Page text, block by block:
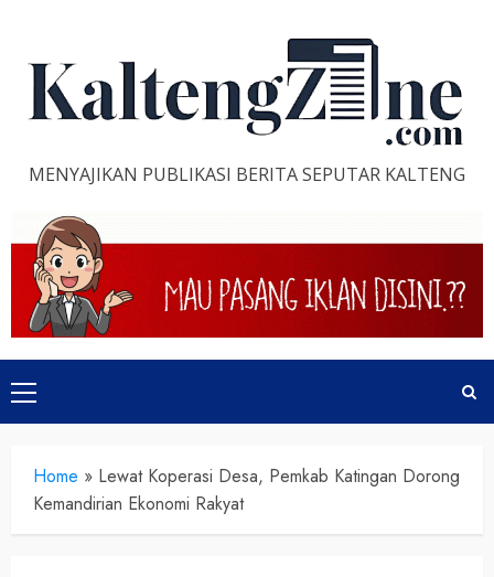
content
MENYAJIKAN PUBLIKASI BERITA SEPUTAR KALTENG
Primary
Menu
Home » Lewat Koperasi Desa, Pemkab Katingan Dorong
Kemandirian Ekonomi Rakyat